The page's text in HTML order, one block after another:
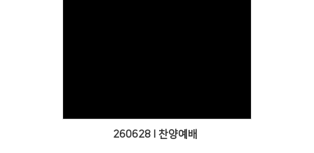
260628 l 찬양예배